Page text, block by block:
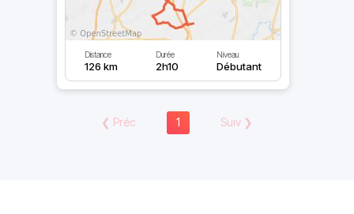
Distance
126 km
Durée
2h10
Niveau
Débutant
❮ Préc 1 Suiv ❯